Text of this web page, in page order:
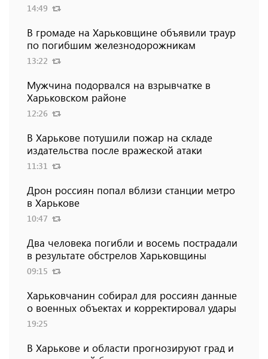
14:49
В громаде на Харьковщине объявили траур
по погибшим железнодорожникам
13:22
Мужчина подорвался на взрывчатке в
Харьковском районе
12:26
В Харькове потушили пожар на складе
издательства после вражеской атаки
11:31
Дрон россиян попал вблизи станции метро
в Харькове
10:47
Два человека погибли и восемь пострадали
в результате обстрелов Харьковщины
09:15
Харьковчанин собирал для россиян данные
о военных объектах и ​​корректировал удары
19:25
В Харькове и области прогнозируют град и